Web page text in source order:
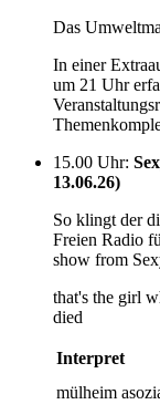
Das
In einer
um 21 Uhr
15.00 Uhr:
13.06.26)
So klingt der
Freien Radio
show from
that's the girl
died
Interpret
mülheim